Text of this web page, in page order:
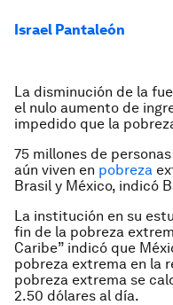
Israel Pantaleón
La disminución de la
el nulo aumento de
impedido que la
75 millones de
aún viven en pobreza
Brasil y México, indicó
La institución en su
fin de la pobreza
Caribe” indicó que
pobreza extrema en la
pobreza extrema se
2.50 dólares al día.